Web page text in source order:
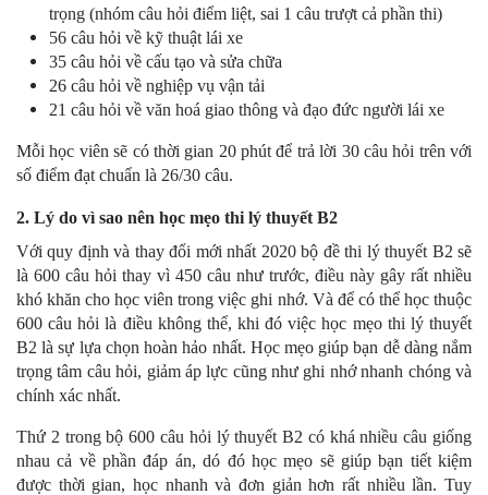
trọng (nhóm câu hỏi điểm liệt, sai 1 câu trượt cả phần thi)
56 câu hỏi về kỹ thuật lái xe
35 câu hỏi về cấu tạo và sửa chữa
26 câu hỏi về nghiệp vụ vận tải
21 câu hỏi về văn hoá giao thông và đạo đức người lái xe
Mỗi học viên sẽ có thời gian 20 phút để trả lời 30 câu hỏi trên với
số điểm đạt chuẩn là 26/30 câu.
2. Lý do vì sao nên học mẹo thi lý thuyết B2
Với quy định và thay đổi mới nhất 2020 bộ đề thi lý thuyết B2 sẽ
là 600 câu hỏi thay vì 450 câu như trước, điều này gây rất nhiều
khó khăn cho học viên trong việc ghi nhớ. Và để có thể học thuộc
600 câu hỏi là điều không thể, khi đó việc học mẹo thi lý thuyết
B2 là sự lựa chọn hoàn hảo nhất. Học mẹo giúp bạn dễ dàng nắm
trọng tâm câu hỏi, giảm áp lực cũng như ghi nhớ nhanh chóng và
chính xác nhất.
Thứ 2 trong bộ 600 câu hỏi lý thuyết B2 có khá nhiều câu giống
nhau cả về phần đáp án, dó đó học mẹo sẽ giúp bạn tiết kiệm
được thời gian, học nhanh và đơn giản hơn rất nhiều lần. Tuy